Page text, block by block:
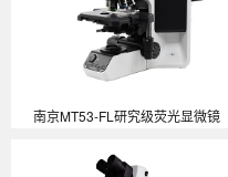
南京MT53-FL研究级荧光显微镜